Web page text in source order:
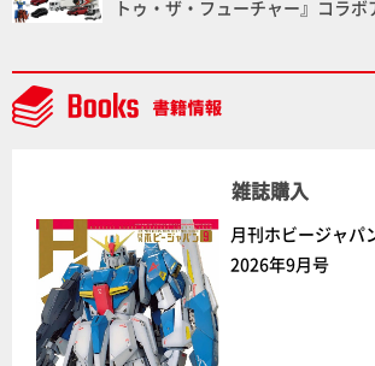
トゥ・ザ・フューチャー』コラ
NEWITEM】
雑誌購入
月刊ホビージャパ
2026年9月号